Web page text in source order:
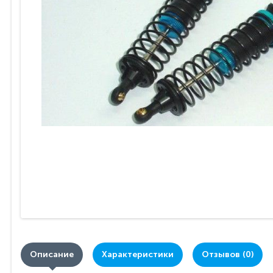
Описание Характеристики Отзывов (0)